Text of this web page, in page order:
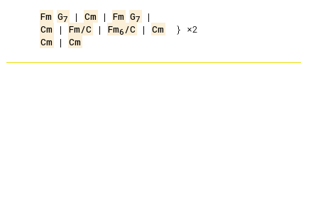
Fm G7 | Cm | Fm G7
Cm | Fm/C | Fm6 /C | Cm
Cm | Cm